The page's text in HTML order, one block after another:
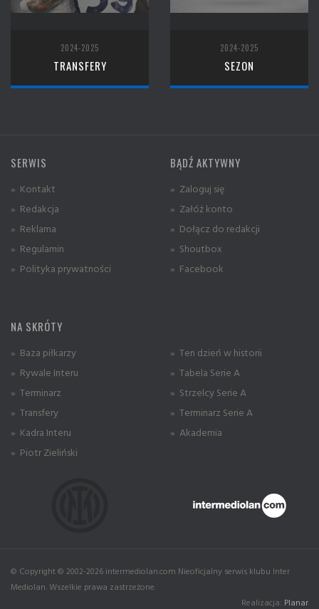
2024-2025
TRANSFERY
2024-2025
SEZON
SERWIS
» Kontakt
» Redakcja
» Reklama
» Regulamin
» Polityka prywatności
BĄDŹ AKTYWNY
» Zaloguj się
» Załóż konto
» Dołącz do redakcji
» Shoutbox
» Facebook
NA SKRÓTY
» Baza piłkarzy
» Rywale Interu
» Terminarz
» Transfery
» Kadra Interu
» Piotr Zieliński
» Ten dzień w historii
» Tabela Serie A
» Strzelcy Serie A
» Terminarz Serie A
» Akademia
© Copyright © 2002-2026 intermediolan.com Nieoficjalny serwis klubu Inter
Mediolan. Wszelkie prawa zastrzeżone.
Realizacja: Planar